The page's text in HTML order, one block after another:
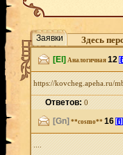
Заявки Здесь
[El] Аналогичная 12
https://kovcheg.apeha.ru/
Ответов:0
[Gn] **cosmo** 16 [i]
....